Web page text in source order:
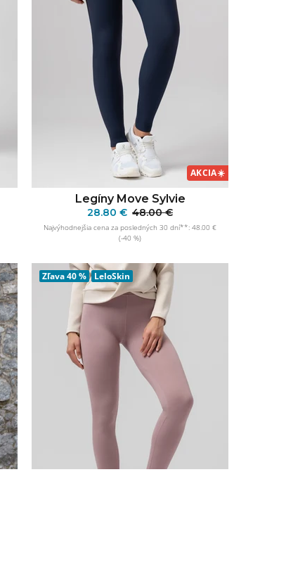
AKCIA☀️
Legíny Move Sylvie
28.80 € 48.00 €
Najvýhodnejšia cena za posledných 30 dní**: 48.00 €
(-40 %)
PRIDAŤ DO KOŠÍKA
Zľava40 % LeloSkin